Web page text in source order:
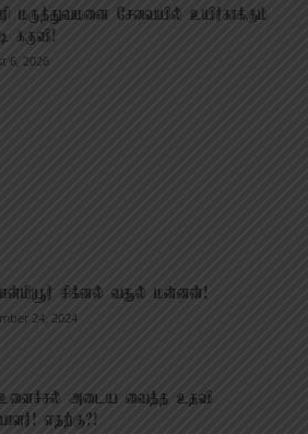
மருத்துவமனை சேவையில் உயிர்காக்கும்
கருவி!
6, 2026
சிக்னல் வசூல் மன்னன்!
24, 2024
அடைய வைத்த உதவி
எதற்கு?!